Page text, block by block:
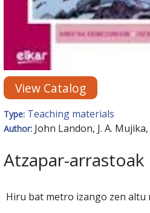
View Catalog
Type: Teaching materials
Author: John Landon, J. A.
Atzapar-arrastoak
Hiru bat metro izango zen altu